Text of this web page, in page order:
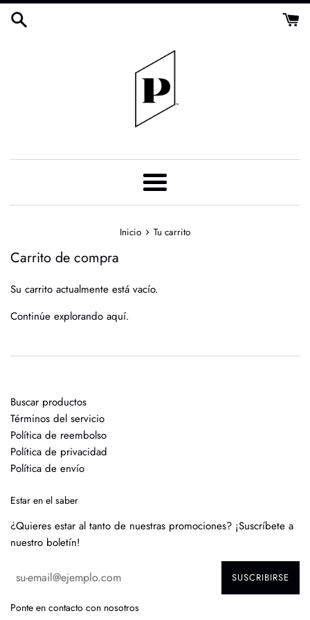
Ir
directamente
Más
Inicio › Tu carrito
Carrito de compra
Su carrito actualmente está vacío.
Continúe explorando aquí.
Buscar productos
Términos del servicio
Política de reembolso
Política de privacidad
Política de envío
Estar en el saber
¿Quieres estar al tanto de nuestras promociones? ¡Suscríbete a
nuestro boletín!
SUSCRIBIRSE
Ponte en contacto con nosotros